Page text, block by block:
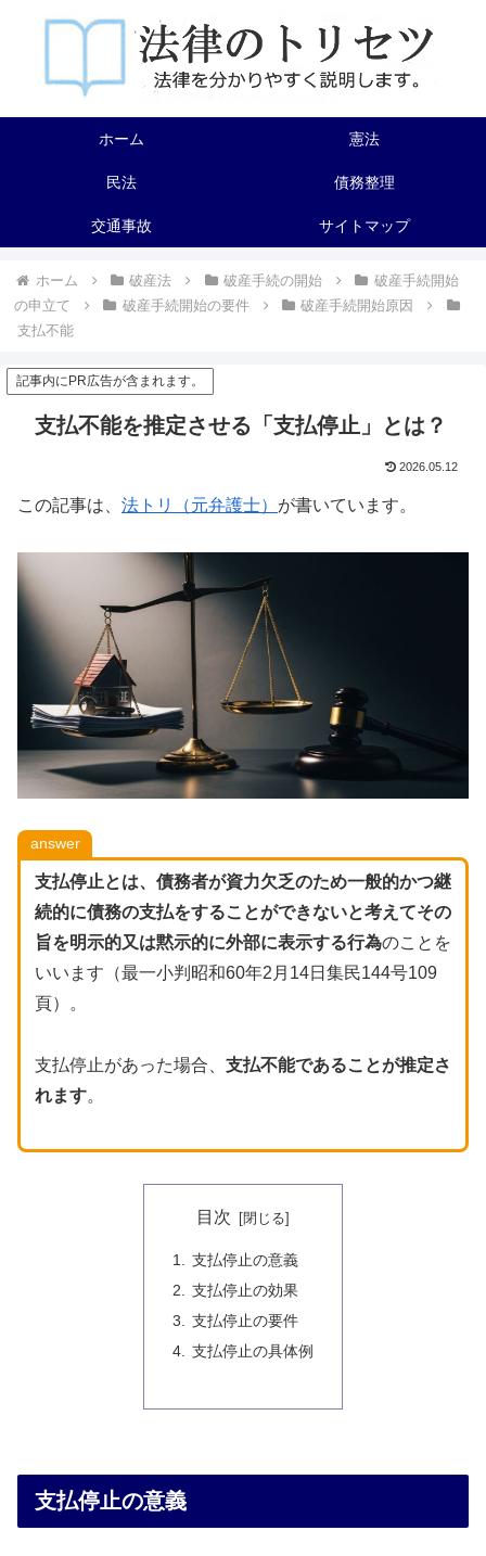
ホーム 憲法
民法 債務整理
交通事故 サイトマップ
ホーム 破産法 破産手続の開始
破産手続開始
の申立て
破産手続開始の要件
破産手続開始原因
支払不能
記事内にPR広告が含まれます。
支払不能を推定させる「支払停止」とは？
2026.05.12
この記事は、 法トリ（元弁護士） が書いています。
answer
支払停止とは、債務者が資力欠乏のため一般的かつ継
続的に債務の支払をすることができないと考えてその
旨を明示的又は黙示的に外部に表示する行為のことを
いいます（最一小判昭和60年2月14日集民144号109
頁）。
支払停止があった場合、 支払不能であることが推定さ
れます。
目次
支払停止の意義
支払停止の効果
支払停止の要件
支払停止の具体例
支払停止の意義